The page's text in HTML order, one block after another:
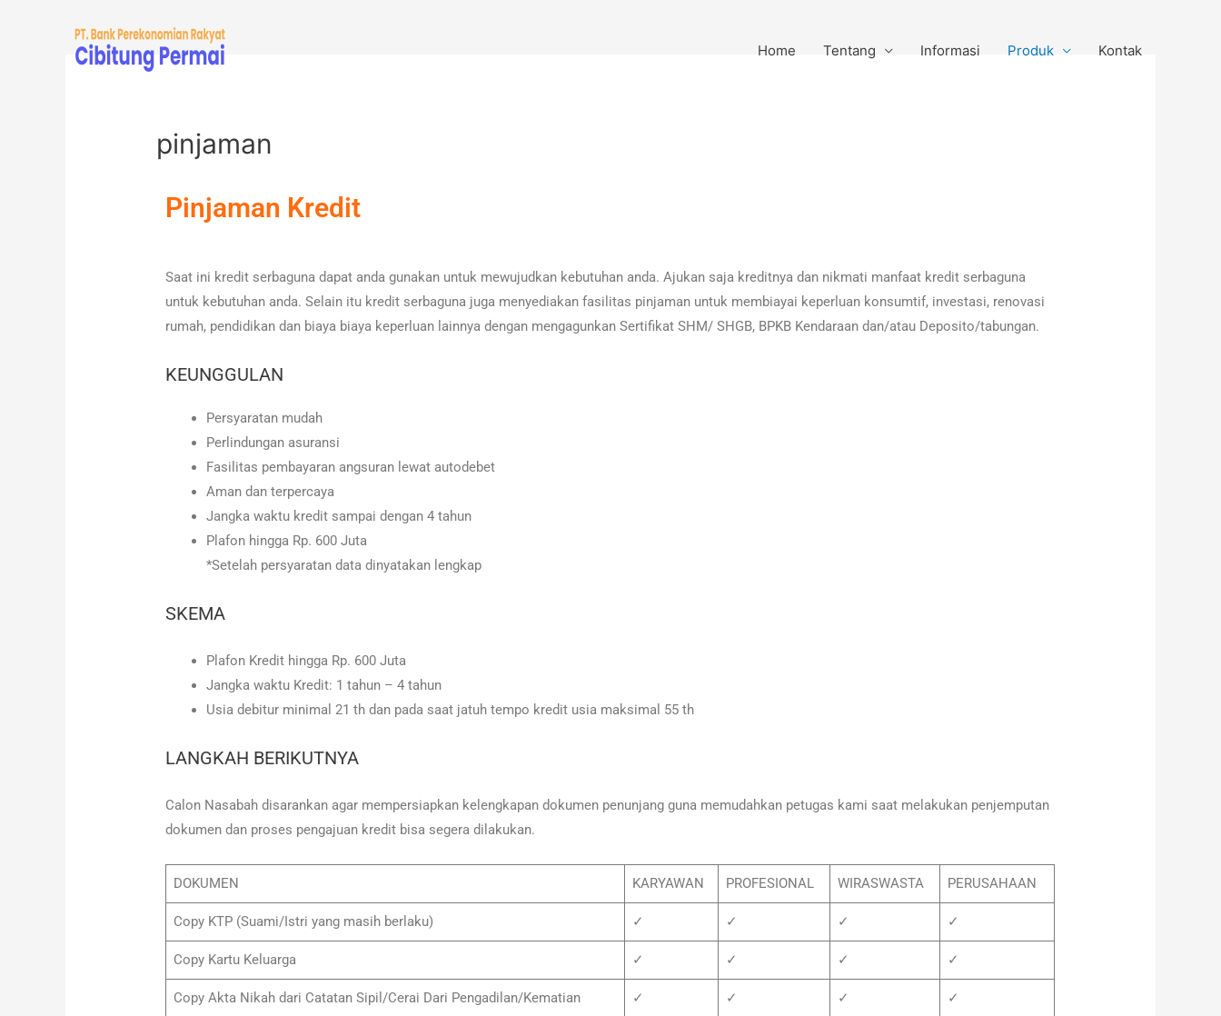
Home Tentang Informasi Produk Kontak
pinjaman
Pinjaman Kredit
Saat ini kredit serbaguna dapat anda gunakan untuk mewujudkan kebutuhan anda. Ajukan saja kreditnya dan nikmati manfaat kredit serbaguna
untuk kebutuhan anda. Selain itu kredit serbaguna juga menyediakan fasilitas pinjaman untuk membiayai keperluan konsumtif, investasi, renovasi
rumah, pendidikan dan biaya biaya keperluan lainnya dengan mengagunkan Sertifikat SHM/ SHGB, BPKB Kendaraan dan/atau Deposito/tabungan.
KEUNGGULAN
Persyaratan mudah
Perlindungan asuransi
Fasilitas pembayaran angsuran lewat autodebet
Aman dan terpercaya
Jangka waktu kredit sampai dengan 4 tahun
Plafon hingga Rp. 600 Juta
*Setelah persyaratan data dinyatakan lengkap
SKEMA
Plafon Kredit hingga Rp. 600 Juta
Jangka waktu Kredit: 1 tahun – 4 tahun
Usia debitur minimal 21 th dan pada saat jatuh tempo kredit usia maksimal 55 th
LANGKAH BERIKUTNYA
Calon Nasabah disarankan agar mempersiapkan kelengkapan dokumen penunjang guna memudahkan petugas kami saat melakukan penjemputan
dokumen dan proses pengajuan kredit bisa segera dilakukan.
DOKUMEN KARYAWAN PROFESIONAL WIRASWASTA PERUSAHAAN
Copy KTP (Suami/Istri yang masih berlaku) ✓ ✓ ✓ ✓
Copy Kartu Keluarga ✓ ✓ ✓ ✓
Copy Akta Nikah dari Catatan Sipil/Cerai Dari Pengadilan/Kematian ✓ ✓ ✓ ✓